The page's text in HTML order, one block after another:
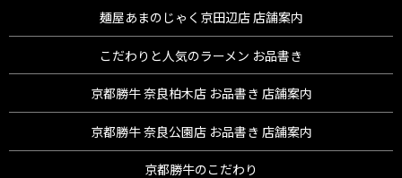
麺屋あまのじゃく京田辺店 店舗案内
こだわりと人気のラーメン お品書き
京都勝牛 奈良柏木店 お品書き 店舗案内
京都勝牛 奈良公園店 お品書き 店舗案内
京都勝牛のこだわり